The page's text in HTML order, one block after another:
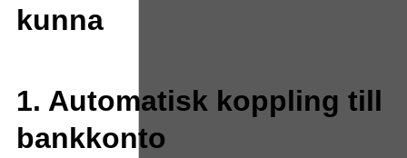
kunna
1. Automatisk koppling till
bankkonto